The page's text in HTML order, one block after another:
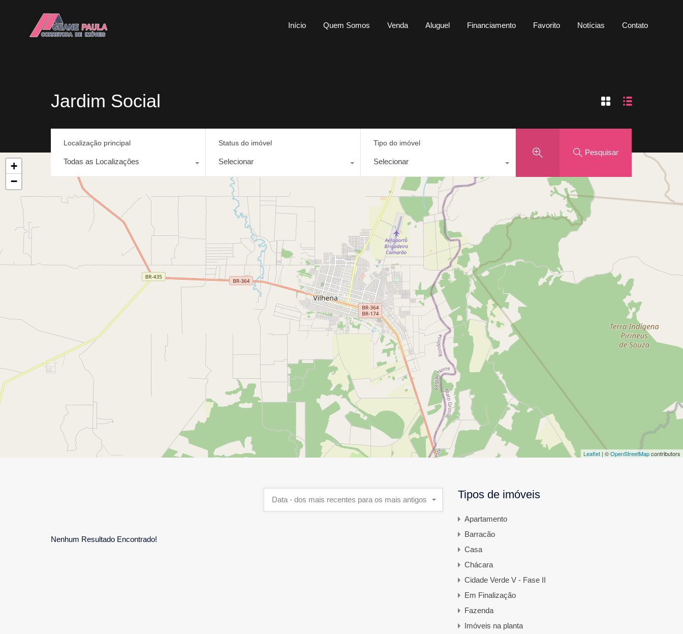
Início Quem Somos Venda Aluguel Financiamento Favorito Notícias Contato
Jardim Social
Localização principal
Todas as Localizações
Status do imóvel
Selecionar
Tipo do imóvel
Selecionar
Pesquisar
+
−
Leaflet | ©OpenStreetMapcontributors
Data - dos mais recentes para os mais antigos
Nenhum Resultado Encontrado!
Tipos de imóveis
Apartamento
Barracão
Casa
Chácara
Cidade Verde V - Fase II
Em Finalização
Fazenda
Imóveis na planta